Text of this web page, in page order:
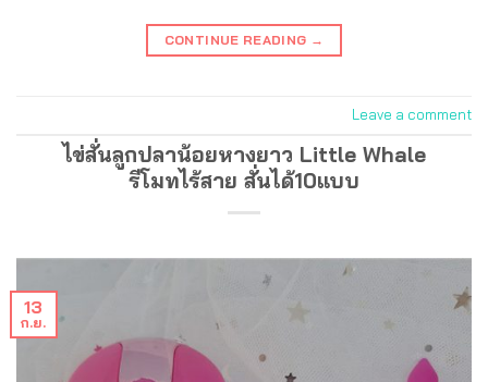
CONTINUE READING →
Leave a comment
ไข่สั่นลูกปลาน้อยหางยาว Little Whale
รีโมทไร้สาย สั่นได้10แบบ
13
ก.ย.